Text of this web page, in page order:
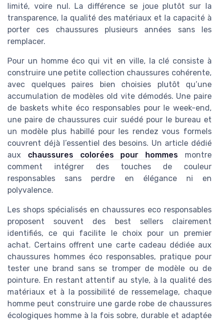
limité, voire nul. La différence se joue plutôt sur la
transparence, la qualité des matériaux et la capacité à
porter ces chaussures plusieurs années sans les
remplacer.
Pour un homme éco qui vit en ville, la clé consiste à
construire une petite collection chaussures cohérente,
avec quelques paires bien choisies plutôt qu’une
accumulation de modèles old vite démodés. Une paire
de baskets white éco responsables pour le week-end,
une paire de chaussures cuir suédé pour le bureau et
un modèle plus habillé pour les rendez vous formels
couvrent déjà l’essentiel des besoins. Un article dédié
aux chaussures colorées pour hommes montre
comment intégrer des touches de couleur
responsables sans perdre en élégance ni en
polyvalence.
Les shops spécialisés en chaussures eco responsables
proposent souvent des best sellers clairement
identifiés, ce qui facilite le choix pour un premier
achat. Certains offrent une carte cadeau dédiée aux
chaussures hommes éco responsables, pratique pour
tester une brand sans se tromper de modèle ou de
pointure. En restant attentif au style, à la qualité des
matériaux et à la possibilité de ressemelage, chaque
homme peut construire une garde robe de chaussures
écologiques homme à la fois sobre, durable et adaptée